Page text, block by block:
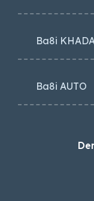
Ba8i
Ba8i AUTO